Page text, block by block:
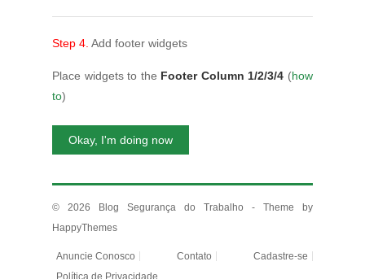
Step 4. Add footer widgets
Place widgets to the Footer Column 1/2/3/4 (how
to)
Okay, I'm doing now
© 2026 Blog Segurança do Trabalho - Theme by
HappyThemes
Anuncie Conosco Contato
Cadastre-se
Política de Privacidade